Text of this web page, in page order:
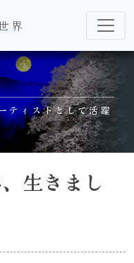
界
ティストとして活躍
生きまし